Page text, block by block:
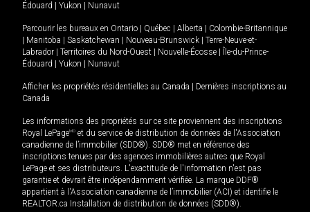
Édouard
Yukon Nunavut
Parcourir les bureaux en Ontario Québec Alberta
Colombie-Britannique
Manitoba Saskatchewan Nouveau-Brunswick
Terre-Neuve-et-
Labrador
Territoires du Nord-Ouest Nouvelle-Écosse
Île-du-Prince-
Édouard
Yukon Nunavut
Afficher les propriétés résidentielles au Canada
Dernières inscriptions au
Canada
Les informations des propriétés sur ce site proviennent des inscriptions
Royal LePageMD et du service de distribution de données de l'Association
canadienne de l’immobilier (SDD®). SDD® met en référence des
inscriptions tenues par des agences immobilières autres que Royal
LePage et ses distributeurs. L'exactitude de l'information n'est pas
garantie et devrait être indépendamment vérifiée. La marque DDF®
appartient à l'Association canadienne de l’immobilier (ACI) et identifie le
REALTOR.ca Installation de distribution de données (SDD®).